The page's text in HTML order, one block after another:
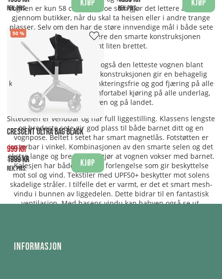
Vognen er kun 58 cm bred, noe som gjør det lettere å passere
gjennom butikker, når du skal ta heisen eller i andre trange
plasser. Selv om den har de støre innvendige mål i både sete
og bag er den takket være den smarte konstruksjonen
ekstremt liten brettet.
Med sine 9,62 kg er den også den letteste vognen blant
konkurrentene. Den lette konstruksjonen gir en behagelig
kjørefølelse. Hjulene er punkteringsfrie og god fjæring på alle
fire hjul gir en jevn og komfortabel kjøring på alle underlag,
både i byen og på landet.
Sittedelen er vendbar og har full liggestilling. Klassens lengste
og bredeste sete gir god plass til både barnet ditt og en
vognpose. Beltet i setet har smart magnetlås. Fotstøtten er
justerbar i vinkel. Kombinasjonen av den smarte selen og det
ekstra lange og brede setet gjør at vognen vokser med barnet.
Kalesjen har både hette og forlengelse som gir beskyttelse
mot sol og vind. Tekstiler med UPF50+ beskytter mot solens
skadelige stråler. I tilfelle det er varmt, er det et smart mesh-
vindu i bunnen av liggedelen. Dette bidrar til en fantastisk
ventilasjon. Med basens vindu kan babyen også se ut.
Rek. pris:
Kjøp
Rek. pris:
Kjøp
50
CRESCENT ULTRA BAG BLACK
999 kr
1999 kr
Rek. pris:
Kjøp
Informasjon